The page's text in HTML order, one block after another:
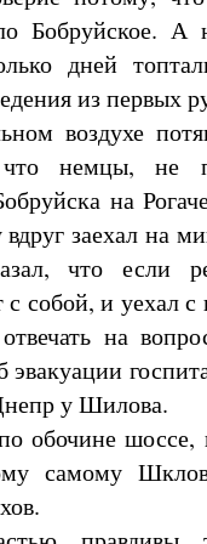
Бобруйское.
дней
из первых
воздухе
немцы, не
на
заехал на
что если
с собой, и уехал
на
у Шилова.
обочине шоссе,
самому